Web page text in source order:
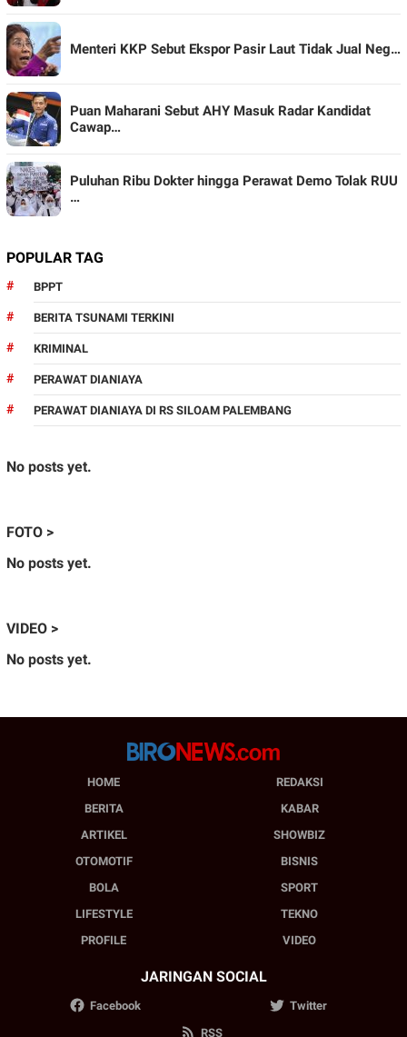
Menteri KKP Sebut Ekspor Pasir Laut Tidak Jual Neg…
Puan Maharani Sebut AHY Masuk Radar Kandidat
Cawap…
Puluhan Ribu Dokter hingga Perawat Demo Tolak RUU
…
POPULAR TAG
BPPT
BERITA TSUNAMI TERKINI
KRIMINAL
PERAWAT DIANIAYA
PERAWAT DIANIAYA DI RS SILOAM PALEMBANG
No posts yet.
FOTO >
No posts yet.
VIDEO >
No posts yet.
HOME
REDAKSI
BERITA
KABAR
ARTIKEL
SHOWBIZ
OTOMOTIF
BISNIS
BOLA
SPORT
LIFESTYLE
TEKNO
PROFILE
VIDEO
JARINGAN SOCIAL
Facebook
Twitter
RSS